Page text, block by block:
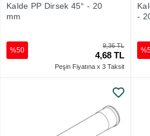
Kalde PP Dirsek 45° - 20
mm
9,36 TL
4,68 TL
%50
Peşin Fiyatına x 3 Taksit
-